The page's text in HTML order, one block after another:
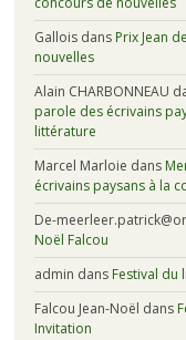
Galloisdans Prix Jean
nouvelles
Alain CHARBONNEAU
parole des écrivains
littérature
Marcel Marloie dans
écrivains paysans à la
De-
Noël Falcou
admin dans Festival du
Falcou Jean-Noël dans
Invitation